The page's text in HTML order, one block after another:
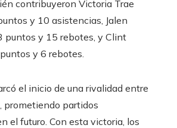
contribuyeron Victoria Trae
y 10 asistencias, Jalen
puntos y 15 rebotes, y Clint
y 6 rebotes.
el inicio de una rivalidad entre
prometiendo partidos
el futuro. Con esta victoria, los